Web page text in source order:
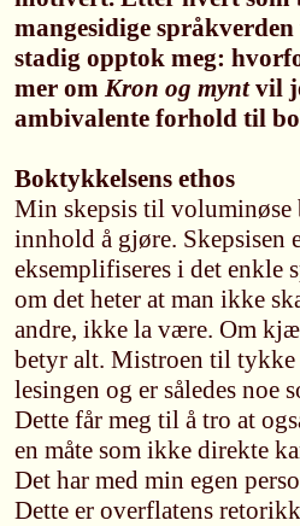
mangesidige
stadig opptok meg:
mer om Kron og myntvil
ambivalente forhold til
Boktykkelsens ethos
Min skepsis til voluminøse
innhold å gjøre. Skepsisen
eksemplifiseres i det enkle
om det heter at man ikke
andre, ikke la være. Om
betyr alt. Mistroen til tykke
lesingen og er således noe
Dette får meg til å tro at
en måte som ikke direkte
Det har med min egen
Dette er overflatens